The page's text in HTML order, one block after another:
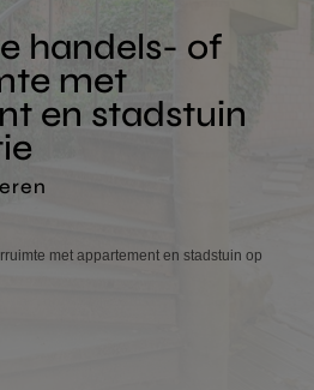
handels- of
met
en stadstuin
met appartement en stadstuin op